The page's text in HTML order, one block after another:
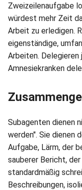
Zweizeilenaufgabe
würdest mehr Zeit
Arbeit zu erledigen.
eigenständige,
Arbeiten. Delegieren
Amnesiekranken
Subagenten dienen
werden". Sie dienen
Aufgabe, Lärm, der
sauberer Bericht,
standardmäßig
Beschreibungen,